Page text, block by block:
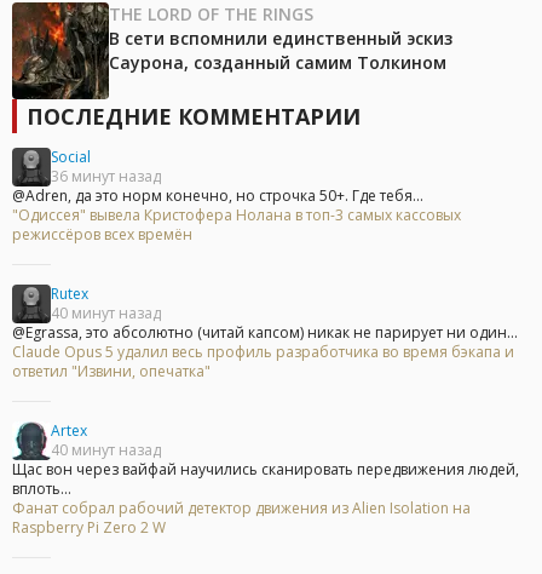
THE LORD OF THE RINGS
В сети вспомнили единственный эскиз
Саурона, созданный самим Толкином
ПОСЛЕДНИЕ КОММЕНТАРИИ
Social
36 минут назад
@Adren, да это норм конечно, но строчка 50+. Где тебя...
"Одиссея" вывела Кристофера Нолана в топ-3 самых кассовых
режиссёров всех времён
Rutex
40 минут назад
@Egrassa, это абсолютно (читай капсом) никак не парирует ни один...
Claude Opus 5 удалил весь профиль разработчика во время бэкапа и
ответил "Извини, опечатка"
Artex
40 минут назад
Щас вон через вайфай научились сканировать передвижения людей,
вплоть...
Фанат собрал рабочий детектор движения из Alien Isolation на
Raspberry Pi Zero 2 W